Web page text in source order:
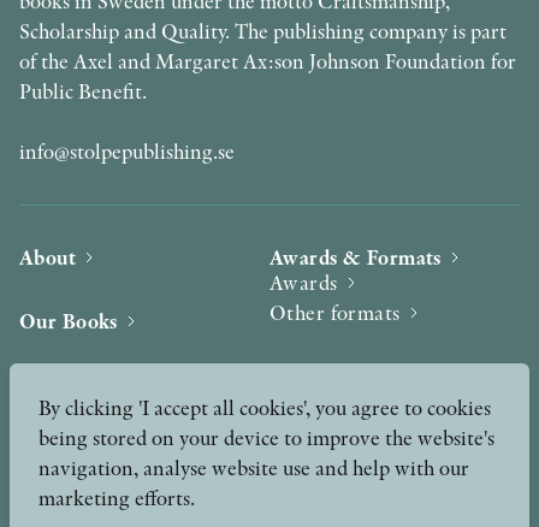
Scholarship and Quality. The publishing company is part
of the Axel and Margaret Ax:son Johnson Foundation for
Public Benefit.
info@stolpepublishing.se
About
Our Books
News
Podcast & Video
Awards & Formats
Awards
Other formats
Press
By clicking 'I accept all cookies', you agree to cookies
being stored on your device to improve the website's
navigation, analyse website use and help with our
marketing efforts.